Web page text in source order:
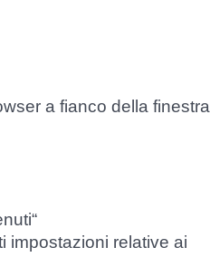
a fianco della finestra
impostazioni relative ai